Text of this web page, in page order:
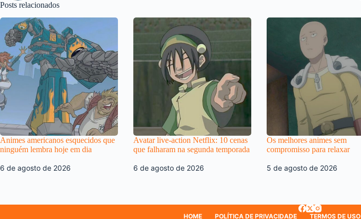
Posts relacionados
Animes americanos esquecidos que
ninguém lembra hoje em dia
6 de agosto de 2026
Avatar live-action Netflix: 10 cenas
que falharam na segunda temporada
6 de agosto de 2026
Os melhores animes sem
compromisso para relaxar
5 de agosto de 2026
HOME POLÍTICA DE PRIVACIDADE TERMOS DE USO